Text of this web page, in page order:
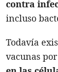
contra
incluso
Todavía
vacunas